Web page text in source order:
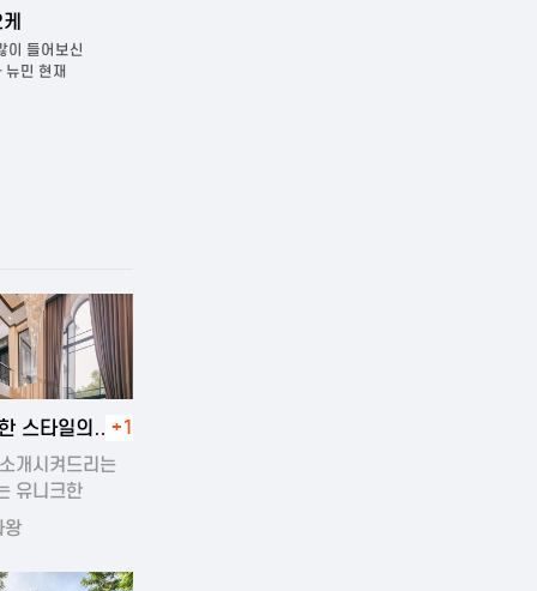
어보신
현재
11-19 00:45
스타일의
풀빌라
+1
개시켜드리는
유니크한
…
왕